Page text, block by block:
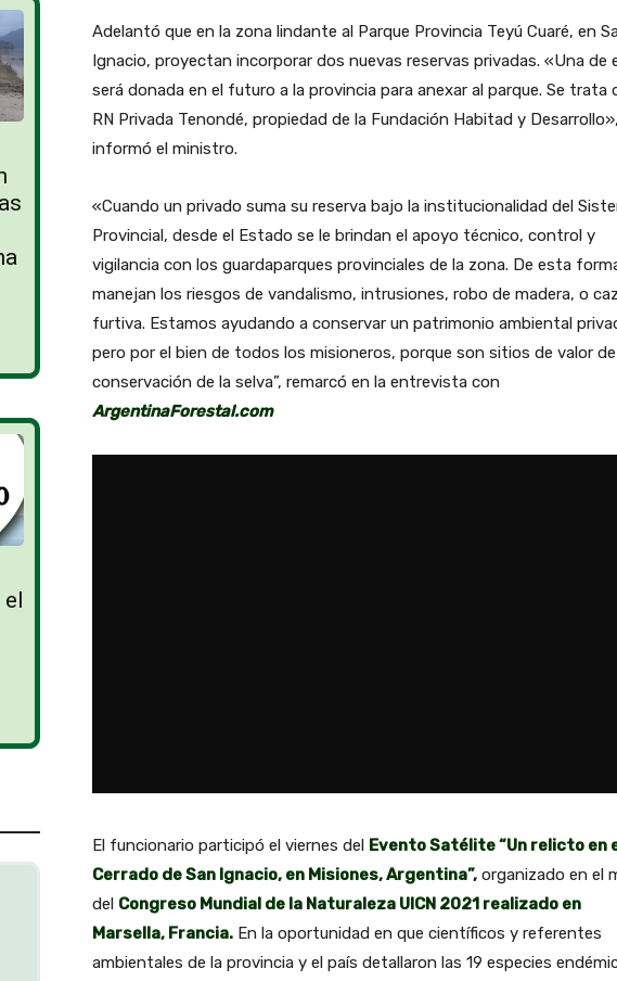
el
Adelantó que en la zona lindante al Parque Provincia Teyú Cuaré, en
Ignacio, proyectan incorporar dos nuevas reservas privadas. «Una de
será donada en el futuro a la provincia para anexar al parque. Se trata
RN Privada Tenondé, propiedad de la Fundación Habitad y
informó el ministro.
«Cuando un privado suma su reserva bajo la institucionalidad del
Provincial, desde el Estado se le brindan el apoyo técnico, control y
vigilancia con los guardaparques provinciales de la zona. De esta
manejan los riesgos de vandalismo, intrusiones, robo de madera, o
furtiva. Estamos ayudando a conservar un patrimonio ambiental
pero por el bien de todos los misioneros, porque son sitios de valor de
conservación de la selva”, remarcó en la entrevista con
ArgentinaForestal.com
El funcionario participó el viernes del Evento Satélite “Un relicto en
Cerrado de San Ignacio, en Misiones, Argentina”,organizado en el
del Congreso Mundial de la Naturaleza UICN 2021 realizado en
Marsella, Francia.En la oportunidad en que científicos y referentes
ambientales de la provincia y el país detallaron las 19 especies